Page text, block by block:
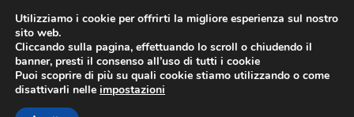
contenuto
Utilizziamo i cookie per offrirti la migliore esperienza sul nostro
sito web.
Cliccando sulla pagina, effettuando lo scroll o chiudendo il
banner, presti il consenso all’uso di tutti i cookie
Puoi scoprire di più su quali cookie stiamo utilizzando o come
disattivarli nelle impostazioni